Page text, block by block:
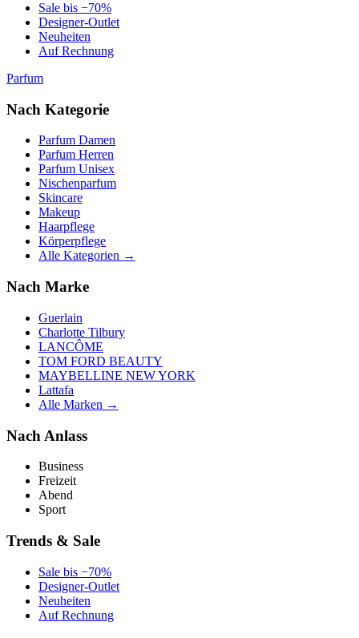
Sale bis −70%
Designer-Outlet
Neuheiten
Auf Rechnung
Parfum
Nach Kategorie
Parfum Damen
Parfum Herren
Parfum Unisex
Nischenparfum
Skincare
Makeup
Haarpflege
Körperpflege
Alle Kategorien →
Nach Marke
Guerlain
Charlotte Tilbury
LANCÔME
TOM FORD BEAUTY
MAYBELLINE NEW YORK
Lattafa
Alle Marken →
Nach Anlass
Business
Freizeit
Abend
Sport
Trends & Sale
Sale bis −70%
Designer-Outlet
Neuheiten
Auf Rechnung